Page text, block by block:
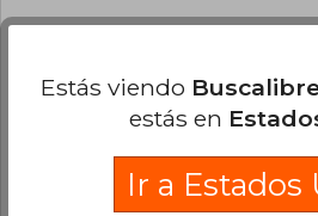
0%
0%
0%
0%
Estás viendo
estás en
Ir a Estados